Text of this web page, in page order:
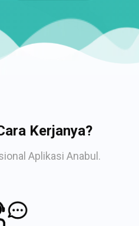
Kerjanya?
Aplikasi Anabul.